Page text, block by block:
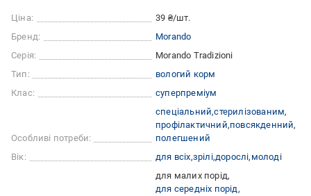
Ціна:
39 ₴/шт.
Бренд:
Morando
Серія:
Morando Tradizioni
Тип:
вологий корм
Клас:
суперпреміум
Особливі потреби:
спеціальний стерилізованим
профілактичний повсякденний
полегшений
Вік:
для всіх зрілі дорослі молоді
для малих порід
для середніх порід